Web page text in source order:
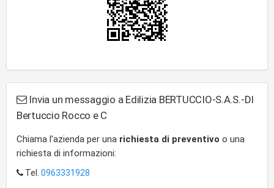
Invia un messaggio a Edilizia BERTUCCIO-S.A.S.-DI
Bertuccio Rocco e C
Chiama l'azienda per una richiesta di preventivo o una
richiesta di informazioni:
Tel. 0963331928